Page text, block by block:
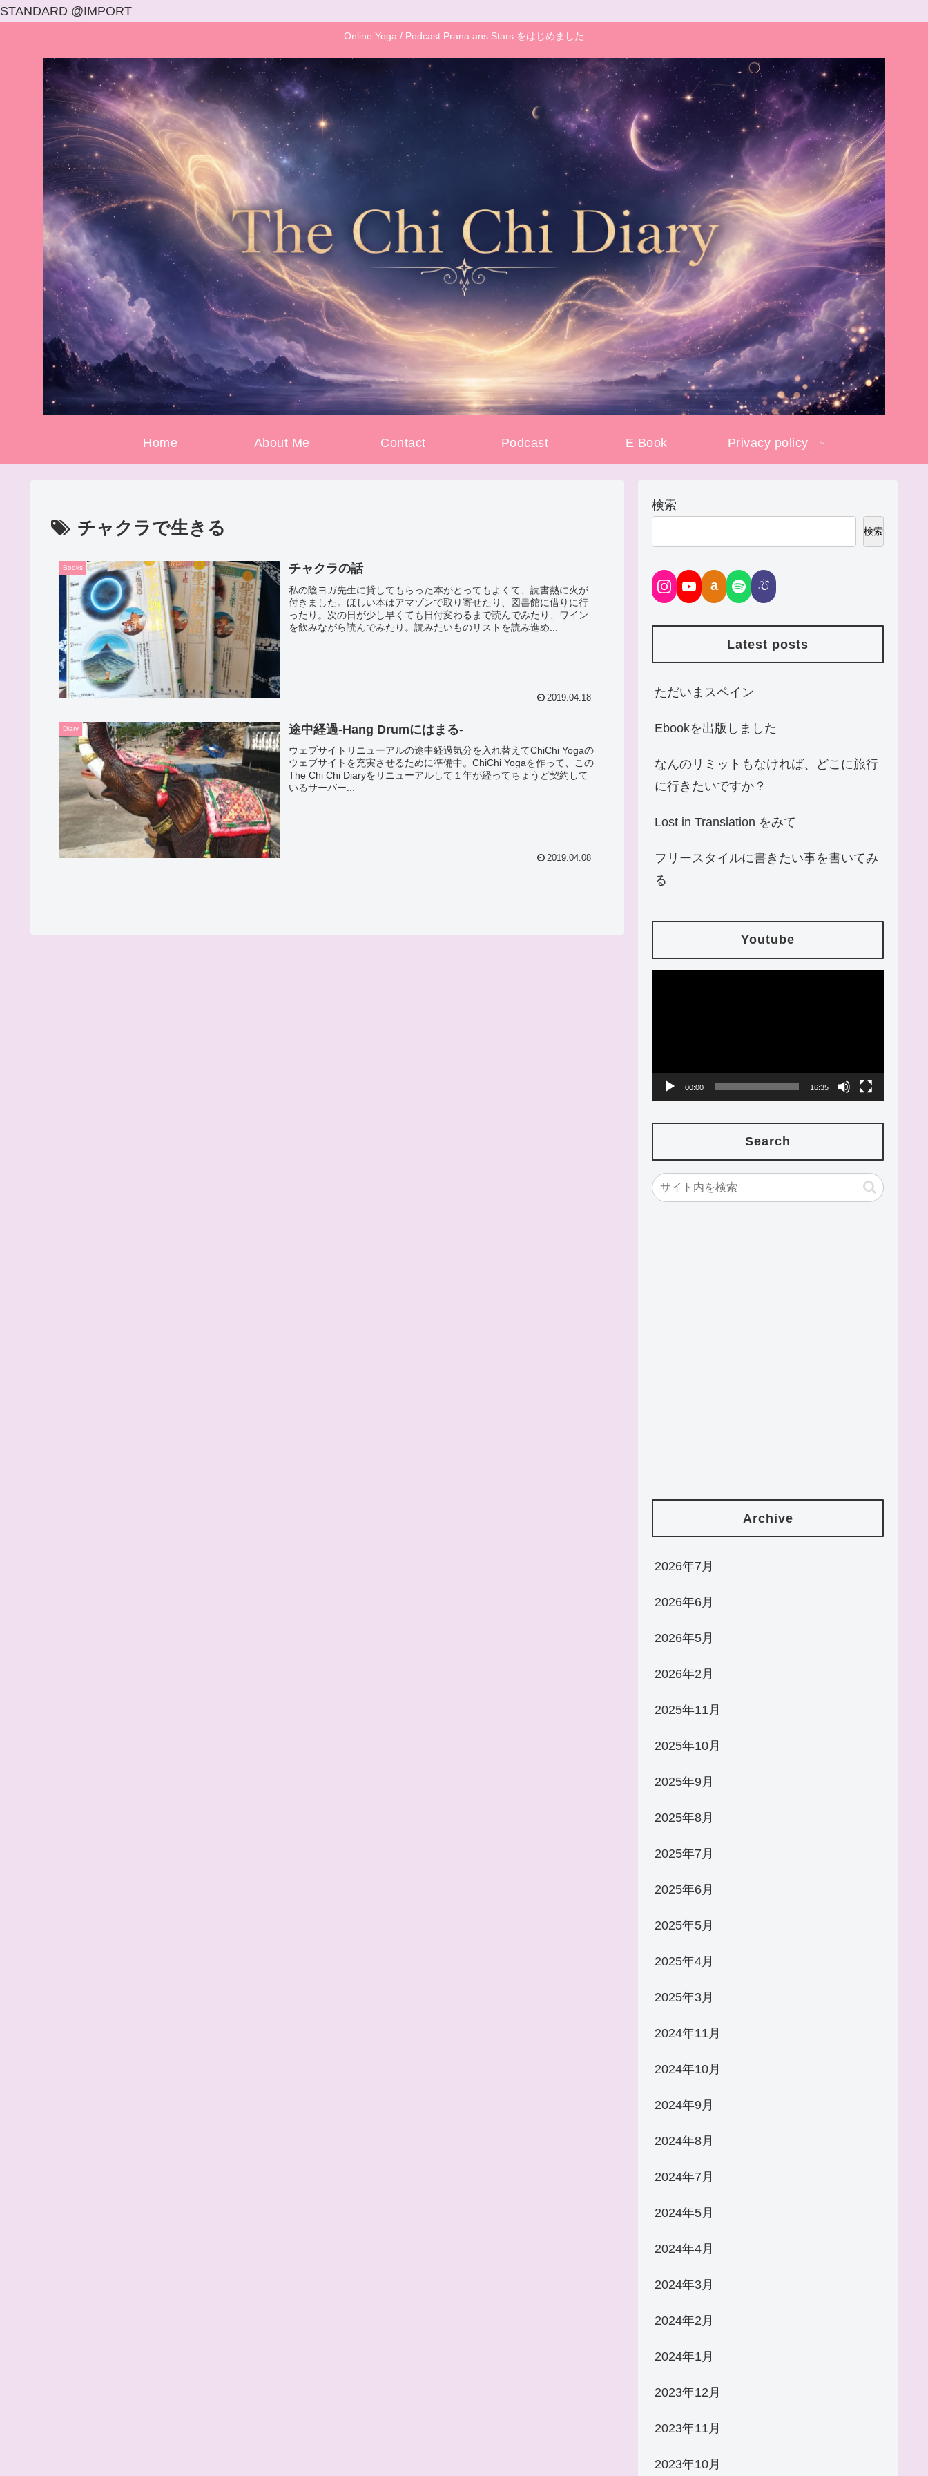
STANDARD @IMPORT
Online Yoga / Podcast Prana ans Stars をはじめました
Home About Me Contact Podcast E Book Privacy policy
チャクラで生きる
Books チャクラの話
私の陰ヨガ先生に貸してもらった本がとってもよくて、読書熱に火が
付きました。ほしい本はアマゾンで取り寄せたり、図書館に借りに行
ったり。次の日が少し早くても日付変わるまで読んでみたり、ワイン
を飲みながら読んでみたり。読みたいものリストを読み進め...
2019.04.18
Diary 途中経過‐Hang Drumにはまる‐
ウェブサイトリニューアルの途中経過気分を入れ替えてChiChi Yogaの
ウェブサイトを充実させるために準備中。ChiChi Yogaを作って、この
The Chi Chi Diaryをリニューアルして１年が経ってちょうど契約して
いるサーバー...
2019.04.08
検索
検索
a
Latest posts
ただいまスペイン
Ebookを出版しました
なんのリミットもなければ、どこに旅行
に行きたいですか？
Lost in Translation をみて
フリースタイルに書きたい事を書いてみ
る
Youtube
00:00 16:35
Search
Archive
2026年7月
2026年6月
2026年5月
2026年2月
2025年11月
2025年10月
2025年9月
2025年8月
2025年7月
2025年6月
2025年5月
2025年4月
2025年3月
2024年11月
2024年10月
2024年9月
2024年8月
2024年7月
2024年5月
2024年4月
2024年3月
2024年2月
2024年1月
2023年12月
2023年11月
2023年10月